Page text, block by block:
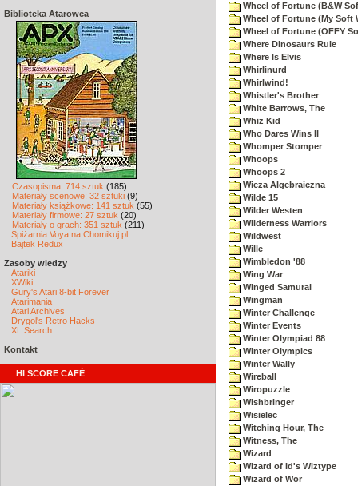
Biblioteka Atarowca
Czasopisma: 714 sztuk (185)
Materiały scenowe: 32 sztuki (9)
Materiały książkowe: 141 sztuk (55)
Materiały firmowe: 27 sztuk (20)
Materiały o grach: 351 sztuk (211)
Spiżarnia Voya na Chomikuj.pl
Bajtek Redux
Zasoby wiedzy
Atariki
XWiki
Gury's Atari 8-bit Forever
Atarimania
Atari Archives
Drygol's Retro Hacks
XL Search
Kontakt
HI SCORE CAFÉ
Wheel of Fortune (B&W
Wheel of Fortune (My Soft
Wheel of Fortune (OFFY
Where Dinosaurs Rule
Where Is Elvis
Whirlinurd
Whirlwind!
Whistler's Brother
White Barrows, The
Whiz Kid
Who Dares Wins II
Whomper Stomper
Whoops
Whoops 2
Wieza Algebraiczna
Wilde 15
Wilder Westen
Wilderness Warriors
Wildwest
Wille
Wimbledon '88
Wing War
Winged Samurai
Wingman
Winter Challenge
Winter Events
Winter Olympiad 88
Winter Olympics
Winter Wally
Wireball
Wiropuzzle
Wishbringer
Wisielec
Witching Hour, The
Witness, The
Wizard
Wizard of Id's Wiztype
Wizard of Wor